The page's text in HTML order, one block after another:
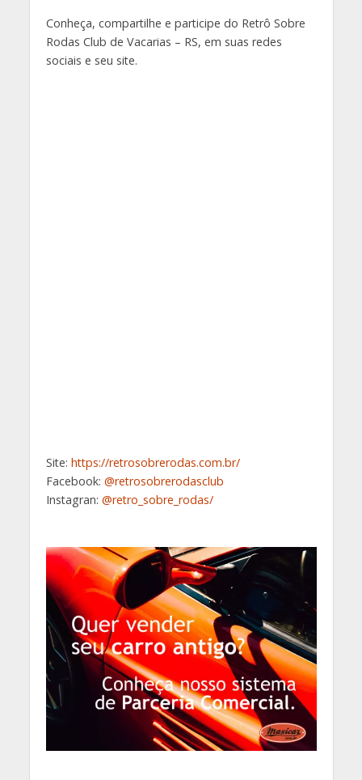
Conheça, compartilhe e participe do Retrô Sobre
Rodas Club de Vacarias – RS, em suas redes
sociais e seu site.
Site: https://retrosobrerodas.com.br/
Facebook: @retrosobrerodasclub
Instagran: @retro_sobre_rodas/